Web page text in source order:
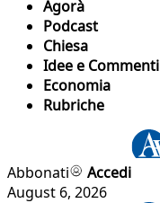
Agorà
Podcast
Chiesa
Idee e Commenti
Economia
Rubriche
Abbonati
Accedi
August 6, 2026